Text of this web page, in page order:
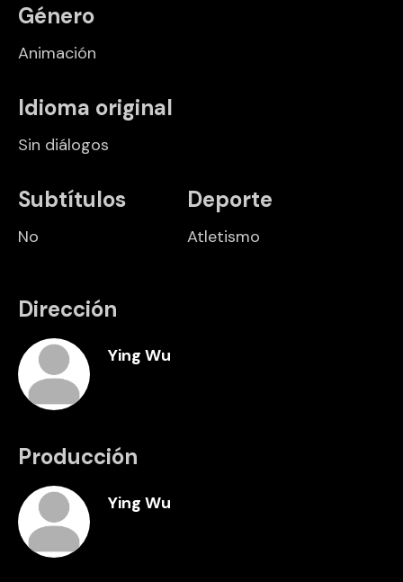
Género
Animación
Idioma original
Sin diálogos
Subtítulos
No
Deporte
Atletismo
Dirección
Ying Wu
Producción
Ying Wu